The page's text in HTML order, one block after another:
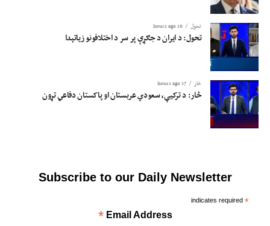
تحول 16 hours ago
تحول: د ایران د جګړې پر سر د اختلافونو زیاتېدا
څار 17 hours ago
څار: د ترکیې، سعودي عربستان او پاکستان دفاعي تړون
Subscribe to our Daily Newsletter
*
Email Address
*